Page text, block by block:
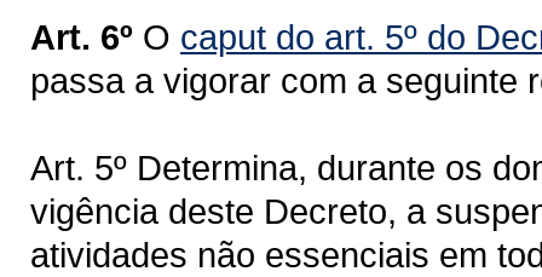
Art. 6º O caput do art. 5º do
passa a vigorar com a seguinte
Art. 5º Determina, durante os
vigência deste Decreto, a
atividades não essenciais em